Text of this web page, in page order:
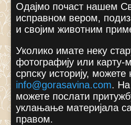
Одајмо почаст нашем
исправном вером,
и својим животним
Уколико имате неку
фотографију или карту-
српску историју,
info@gorasavina.com. На
можете послати
уклањање материјала
правом.